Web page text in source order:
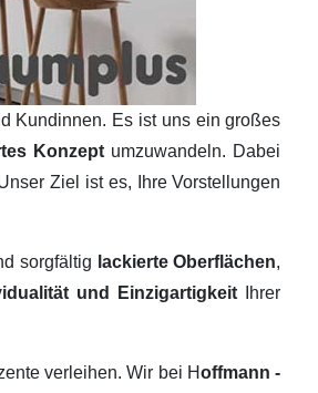
Kundinnen. Es ist uns ein großes
Konzept umzuwandeln. Dabei
Ziel ist es, Ihre Vorstellungen
sorgfältig lackierte Oberflächen,
und Einzigartigkeit
Ihrer
verleihen. Wir bei Hoffmann -